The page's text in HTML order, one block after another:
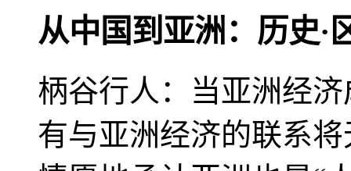
从中国到亚洲：历史·
柄谷行人：当亚洲经
有与亚洲经济的联系